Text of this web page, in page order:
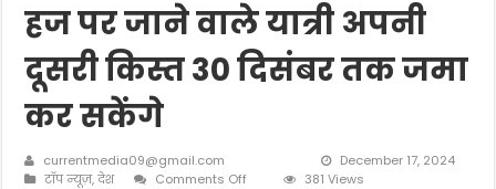
हज पर जाने वाले यात्री अपनी
दूसरी किस्त 30 दिसंबर तक जमा
कर सकेंगे
currentmedia09@gmail.com
December 17, 2024
टॉप न्यूज़,देश Comments Off 381 Views